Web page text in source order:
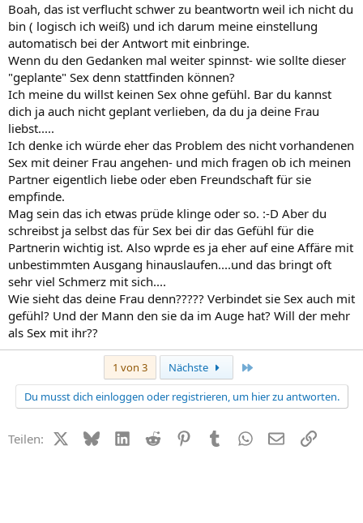
Boah, das ist verflucht schwer zu beantwortn weil ich nicht du
bin ( logisch ich weiß) und ich darum meine einstellung
automatisch bei der Antwort mit einbringe.
Wenn du den Gedanken mal weiter spinnst- wie sollte dieser
"geplante" Sex denn stattfinden können?
Ich meine du willst keinen Sex ohne gefühl. Bar du kannst
dich ja auch nicht geplant verlieben, da du ja deine Frau
liebst.....
Ich denke ich würde eher das Problem des nicht vorhandenen
Sex mit deiner Frau angehen- und mich fragen ob ich meinen
Partner eigentlich liebe oder eben Freundschaft für sie
empfinde.
Mag sein das ich etwas prüde klinge oder so. :-D Aber du
schreibst ja selbst das für Sex bei dir das Gefühl für die
Partnerin wichtig ist. Also wprde es ja eher auf eine Affäre mit
unbestimmten Ausgang hinauslaufen....und das bringt oft
sehr viel Schmerz mit sich....
Wie sieht das deine Frau denn????? Verbindet sie Sex auch mit
gefühl? Und der Mann den sie da im Auge hat? Will der mehr
als Sex mit ihr??
1 von 3 Nächste
Du musst dich einloggen oder registrieren, um hier zu antworten.
Teilen: X (Twitter)
BlueskyLinkedIn
Reddit PinterestTumblr WhatsApp
E-MailLink